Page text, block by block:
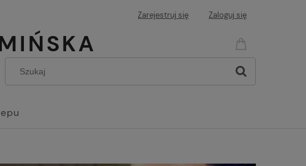
Zarejestruj się Zaloguj się